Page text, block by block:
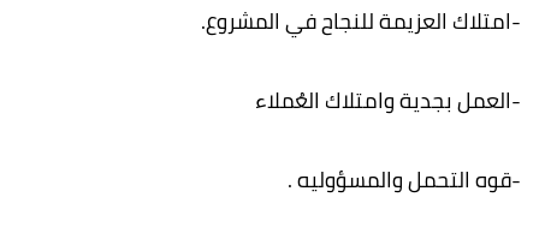
-امتلاك العزيمة للنجاح في المشروع.
-العمل بجدية وامتلاك العُملاء
-قوه التحمل والمسؤوليه .